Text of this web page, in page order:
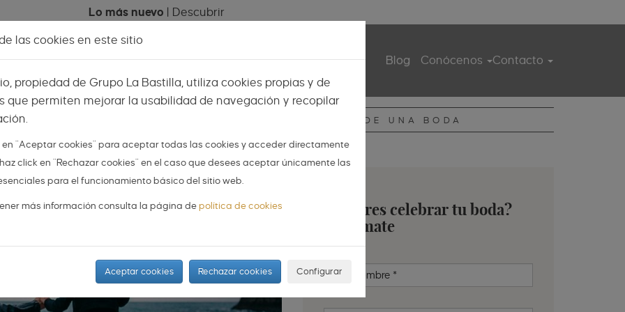
Lo más nuevo | Descubrir
Celebraciones Espacios Mi menú Visita guiada Blog Conócenos Contacto
DIARIO DE UNA BODA
15 años de amor en un
¿Quieres celebrar tu boda?
Infórmate
Nombre *
las cookies en este sitio
propiedad de Grupo La Bastilla, utiliza cookies propias y de
que permiten mejorar la usabilidad de navegación y recopilar
en "Aceptar cookies" para aceptar todas las cookies y acceder directamente
click en "Rechazar cookies" en el caso que desees aceptar únicamente las
para el funcionamiento básico del sitio web.
más información consulta la página depolítica de cookies
Aceptar cookies Rechazar cookies Configurar